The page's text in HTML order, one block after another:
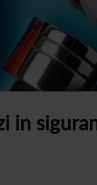
in